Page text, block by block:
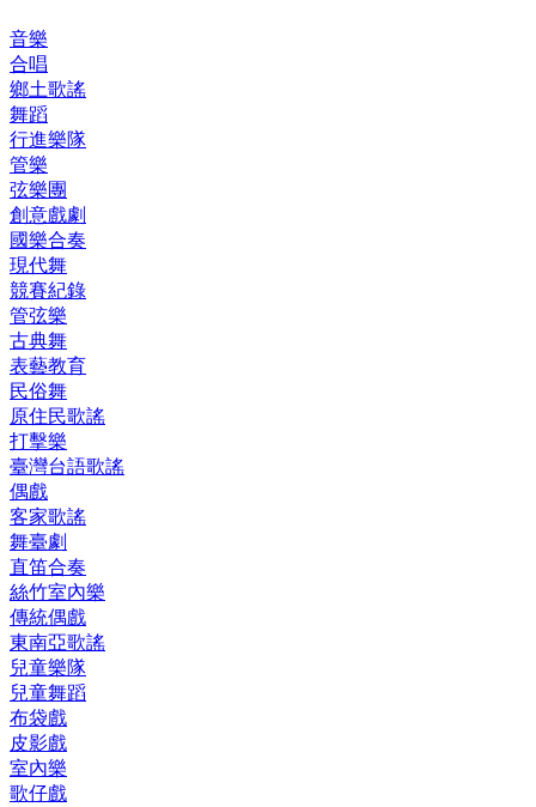
音樂
合唱
鄉土歌謠
舞蹈
行進樂隊
管樂
弦樂團
創意戲劇
國樂合奏
現代舞
競賽紀錄
管弦樂
古典舞
表藝教育
民俗舞
原住民歌謠
打擊樂
臺灣台語歌謠
偶戲
客家歌謠
舞臺劇
直笛合奏
絲竹室內樂
傳統偶戲
東南亞歌謠
兒童樂隊
兒童舞蹈
布袋戲
皮影戲
室內樂
歌仔戲